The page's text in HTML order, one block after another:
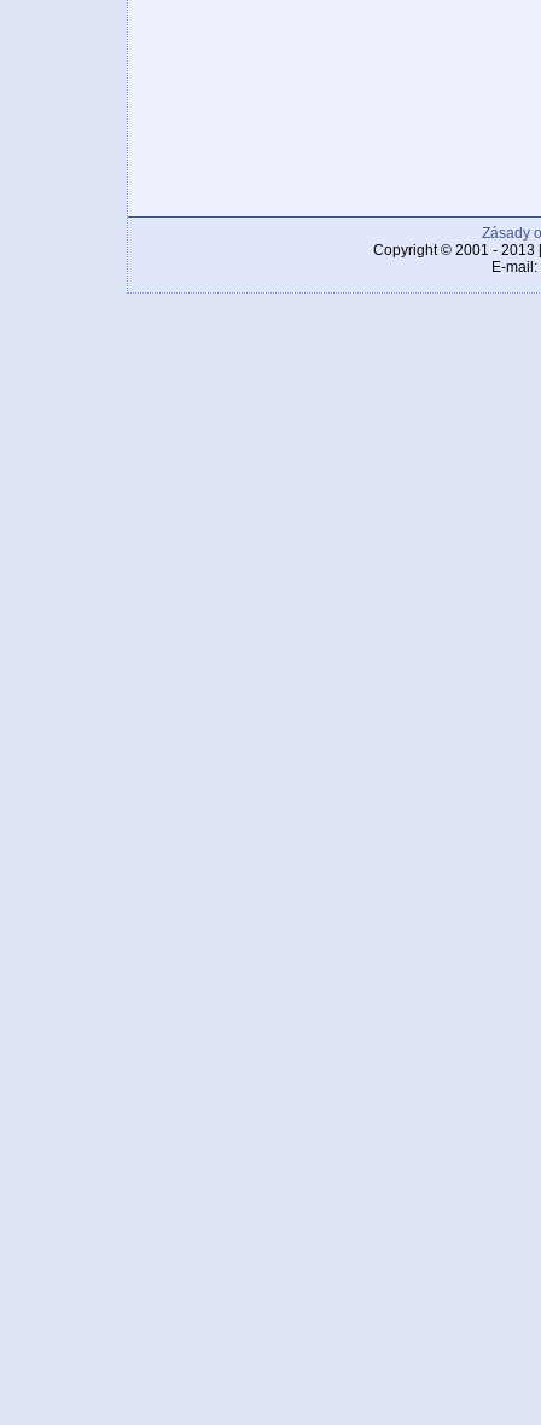
Zásady
Copyright © 2001 - 2013
E-mail: